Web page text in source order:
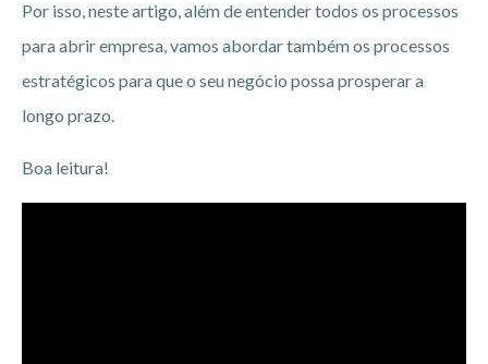
Por isso, neste artigo, além de entender todos os processos
para abrir empresa, vamos abordar também os processos
estratégicos para que o seu negócio possa prosperar a
longo prazo.
Boa leitura!